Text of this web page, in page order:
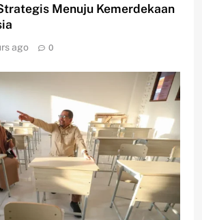
Menuju Kemerdekaan
ago 0